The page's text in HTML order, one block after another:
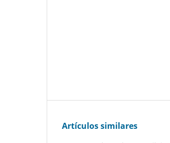
Artículos similares